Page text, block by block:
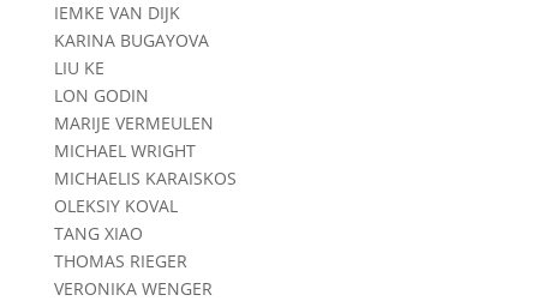
IEMKE VAN DIJK
KARINA BUGAYOVA
LIU KE
LON GODIN
MARIJE VERMEULEN
MICHAEL WRIGHT
MICHAELIS KARAISKOS
OLEKSIY KOVAL
TANG XIAO
THOMAS RIEGER
VERONIKA WENGER